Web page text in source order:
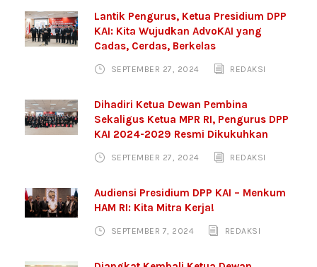
Lantik Pengurus, Ketua Presidium DPP
KAI: Kita Wujudkan AdvoKAI yang
Cadas, Cerdas, Berkelas
SEPTEMBER 27, 2024 REDAKSI
Dihadiri Ketua Dewan Pembina
Sekaligus Ketua MPR RI, Pengurus DPP
KAI 2024-2029 Resmi Dikukuhkan
SEPTEMBER 27, 2024 REDAKSI
Audiensi Presidium DPP KAI – Menkum
HAM RI: Kita Mitra Kerja!
SEPTEMBER 7, 2024 REDAKSI